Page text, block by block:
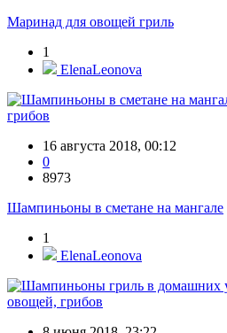
Маринад для овощей гриль
1
ElenaLeonova
грибов
16 августа 2018, 00:12
0
8973
Шампиньоны в сметане на мангале
1
ElenaLeonova
овощей, грибов